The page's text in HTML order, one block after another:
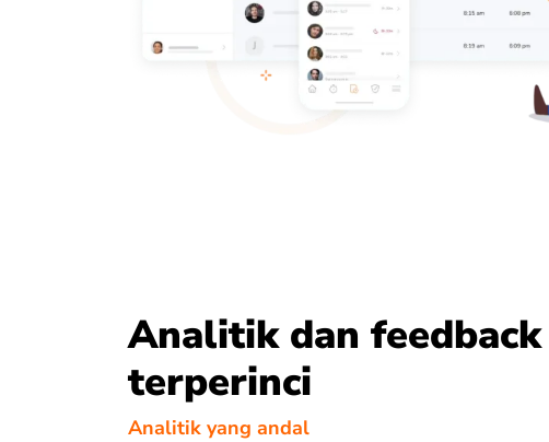
Analitik dan feedback
terperinci
Analitik yang andal